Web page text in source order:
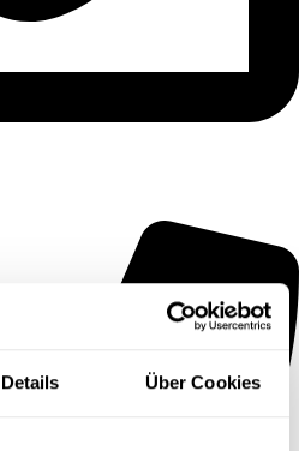
Details Über Cookies